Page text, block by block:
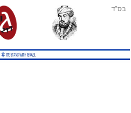
בס"ד
עזרה